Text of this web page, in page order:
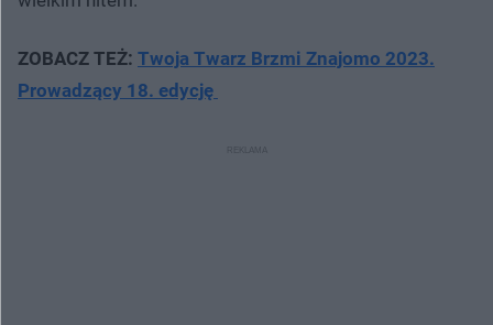
ZOBACZ TEŻ: Twoja Twarz Brzmi Znajomo 2023.
Prowadzący 18. edycję